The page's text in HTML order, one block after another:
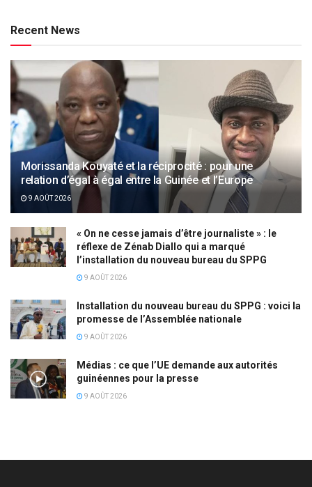
Recent News
Morissanda Kouyaté et la réciprocité : pour une
relation d’égal à égal entre la Guinée et l’Europe
9 AOÛT 2026
« On ne cesse jamais d’être journaliste » : le
réflexe de Zénab Diallo qui a marqué
l’installation du nouveau bureau du SPPG
9 AOÛT 2026
Installation du nouveau bureau du SPPG : voici la
promesse de l’Assemblée nationale
9 AOÛT 2026
Médias : ce que l’UE demande aux autorités
guinéennes pour la presse
9 AOÛT 2026